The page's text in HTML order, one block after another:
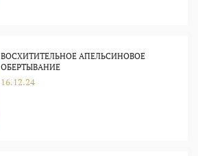
ВОСХИТИТЕЛЬНОЕ АПЕЛЬСИНОВОЕ
ОБЕРТЫВАНИЕ
16.12.24